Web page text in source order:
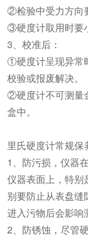
②检验中受力方向
③硬度计取用时要
3、校准后：
①硬度计呈现异常
校验或报废解决。
②硬度计不可测量
盒中。
里氏硬度计常规保
1、防污损，仪器
仪器表面上，特别
别要防止从表盘
进入污物后会影响
2、防锈蚀，尽管